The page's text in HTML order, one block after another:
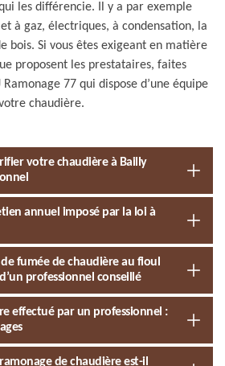
les différencie. Il y a par exemple
à gaz, électriques, à condensation, la
bois. Si vous êtes exigeant en matière
proposent les prestataires, faites
77 qui dispose d’une équipe
chaudière.
votre chaudière à Bailly
annuel imposé par la loi à
fumée de chaudière au fioul
professionnel conseillé
effectué par un professionnel :
de chaudière est-il